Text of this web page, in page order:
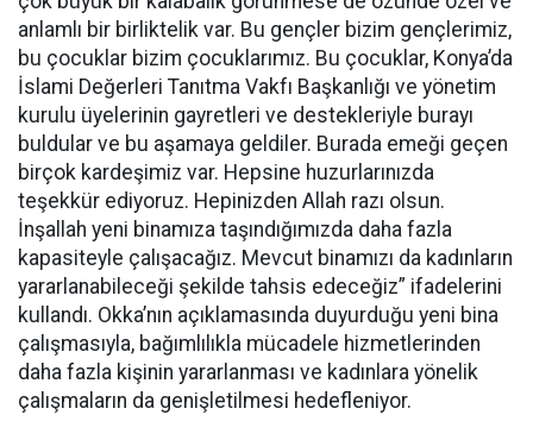
anlamlı bir birliktelik var. Bu gençler bizim gençlerimiz,
bu çocuklar bizim çocuklarımız. Bu çocuklar, Konya’da
İslami Değerleri Tanıtma Vakfı Başkanlığı ve yönetim
kurulu üyelerinin gayretleri ve destekleriyle burayı
buldular ve bu aşamaya geldiler. Burada emeği geçen
birçok kardeşimiz var. Hepsine huzurlarınızda
teşekkür ediyoruz. Hepinizden Allah razı olsun.
İnşallah yeni binamıza taşındığımızda daha fazla
kapasiteyle çalışacağız. Mevcut binamızı da kadınların
yararlanabileceği şekilde tahsis edeceğiz” ifadelerini
kullandı. Okka’nın açıklamasında duyurduğu yeni bina
çalışmasıyla, bağımlılıkla mücadele hizmetlerinden
daha fazla kişinin yararlanması ve kadınlara yönelik
çalışmaların da genişletilmesi hedefleniyor.